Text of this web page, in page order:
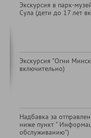
Экскурсия в парк-
Сула (дети до 17 лет
Экскурсия "Огни
включительно)
Надбавка за
ниже пункт "
обслуживанию")